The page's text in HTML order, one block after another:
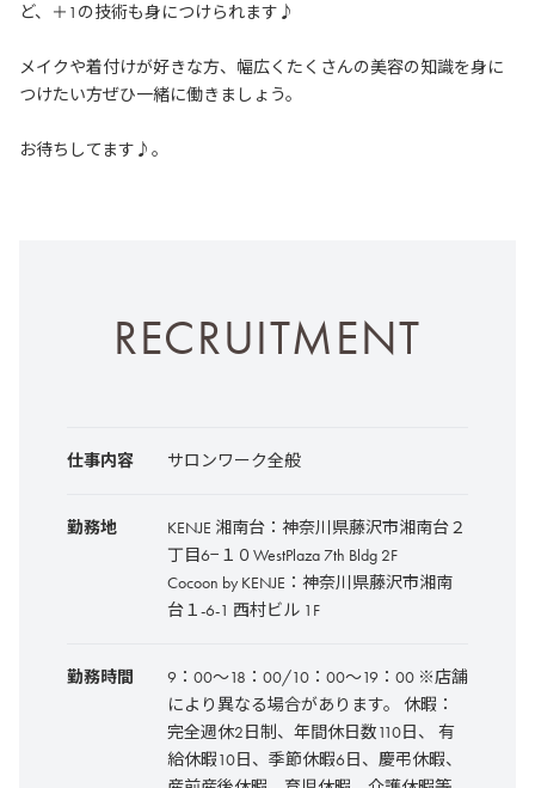
ど、＋1の技術も身につけられます♪
メイクや着付けが好きな方、幅広くたくさんの美容の知識を身に
つけたい方ぜひ一緒に働きましょう。
お待ちしてます♪。
RECRUITMENT
仕事内容 サロンワーク全般
勤務地
KENJE 湘南台：神奈川県藤沢市湘南台２
丁目6−１０WestPlaza 7th Bldg 2F
Cocoon by KENJE：神奈川県藤沢市湘南
台１-6-1 西村ビル 1F
勤務時間
9：00～18：00/10：00～19：00 ※店舗
により異なる場合があります。 休暇：
完全週休2日制、年間休日数110日、 有
給休暇10日、季節休暇6日、慶弔休暇、